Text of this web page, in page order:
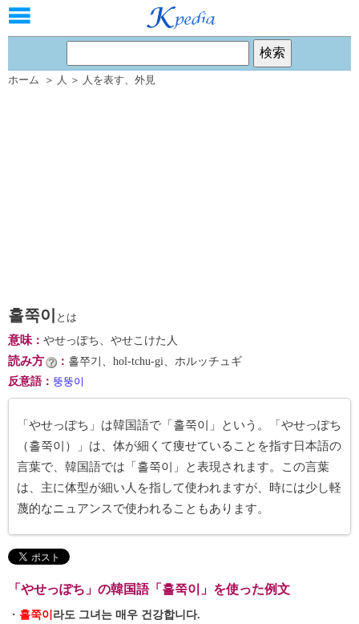
ホーム ＞ 人 ＞ 人を表す、 外見
홀쭉이 とは
意味： やせっぽち、やせこけた人
読み方 ： 홀쭈기、hol-tchu-gi、ホルッチュギ
反意語 ： 뚱뚱이
「やせっぽち」は韓国語で「홀쭉이」という。「やせっぽち
（홀쭉이）」は、体が細くて痩せていることを指す日本語の
言葉で、韓国語では「홀쭉이」と表現されます。この言葉
は、主に体型が細い人を指して使われますが、時には少し軽
蔑的なニュアンスで使われることもあります。
「やせっぽち」の韓国語「홀쭉이」を使った例文
・ 홀쭉이 라도 그녀는 매우 건강합니다.